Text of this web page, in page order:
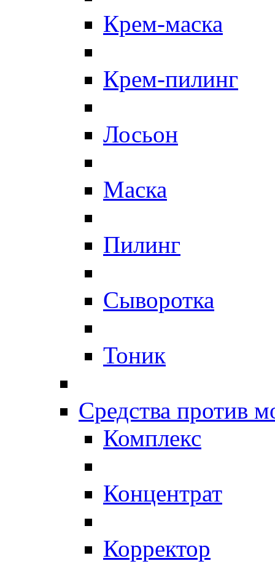
Крем-маска
Крем-пилинг
Лосьон
Маска
Пилинг
Сыворотка
Тоник
Средства против
Комплекс
Концентрат
Корректор